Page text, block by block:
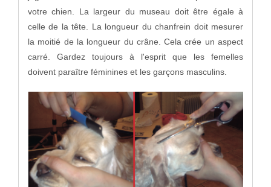
votre chien. La largeur du museau doit être égale à
celle de la tête. La longueur du chanfrein doit mesurer
la moitié de la longueur du crâne. Cela crée un aspect
carré. Gardez toujours à l'esprit que les femelles
doivent paraître féminines et les garçons masculins.